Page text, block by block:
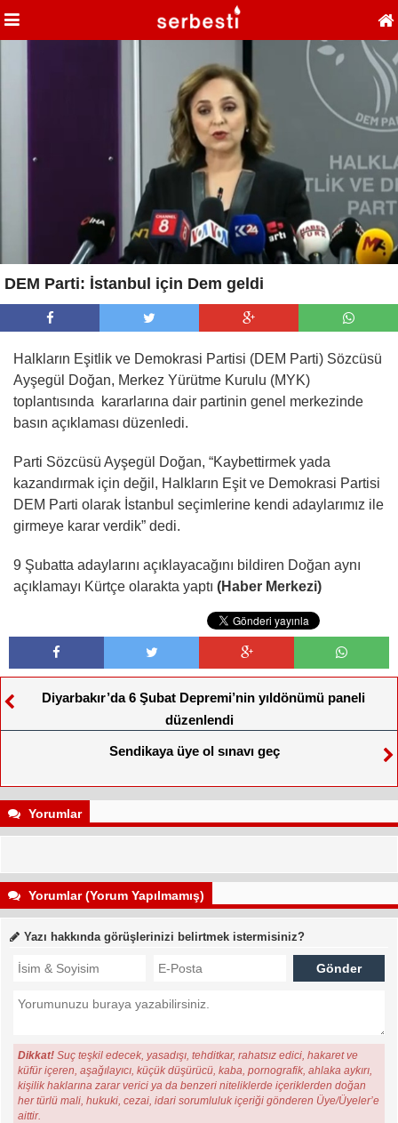
DEM Parti: İstanbul için Dem geldi
Halkların Eşitlik ve Demokrasi Partisi (DEM Parti) Sözcüsü
Ayşegül Doğan, Merkez Yürütme Kurulu (MYK)
toplantısında kararlarına dair partinin genel merkezinde
basın açıklaması düzenledi.
Parti Sözcüsü Ayşegül Doğan, “Kaybettirmek yada
kazandırmak için değil, Halkların Eşit ve Demokrasi Partisi
DEM Parti olarak İstanbul seçimlerine kendi adaylarımız ile
girmeye karar verdik” dedi.
9 Şubatta adaylarını açıklayacağını bildiren Doğan aynı
açıklamayı Kürtçe olarakta yaptı (Haber Merkezi)
Diyarbakır’da 6 Şubat Depremi’nin yıldönümü paneli
düzenlendi
Sendikaya üye ol sınavı geç
Yorumlar
Yorumlar (Yorum Yapılmamış)
Yazı hakkında görüşlerinizi belirtmek istermisiniz?
Dikkat! Suç teşkil edecek, yasadışı, tehditkar, rahatsız edici, hakaret ve
küfür içeren, aşağılayıcı, küçük düşürücü, kaba, pornografik, ahlaka aykırı,
kişilik haklarına zarar verici ya da benzeri niteliklerde içeriklerden doğan
her türlü mali, hukuki, cezai, idari sorumluluk içeriği gönderen Üye/Üyeler’e
aittir.